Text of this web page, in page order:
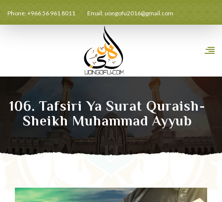
Phone: +966 56 961 8011 Email:uongofu2016@gmail.com
106. Tafsiri Ya Surat Quraish-
Sheikh Muhammad Ayyub